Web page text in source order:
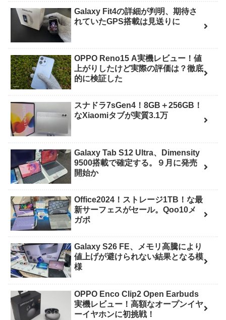
Galaxy Fit4の詳細が判明、期待さ
れていたGPS搭載は見送りに
OPPO Reno15 A実機レビュー！値
上がりしたけど実際の評価は？徹底
的に検証した
スナドラ7sGen4！8GB＋256GB！
なXiaomiタブが実質3.1万
Galaxy Tab S12 Ultra、Dimensity
9500搭載で確定する。９月に発売
開始か
Office2024！ストレージ1TB！な最
新サーフェスがセール。Qoo10メ
ガポ
Galaxy S26 FE、メモリ高騰により
値上げが避けられない結果となる模
様
OPPO Enco Clip2 Open Earbuds
実機レビュー！高額なオープンイヤ
ーイヤホンに初挑戦！